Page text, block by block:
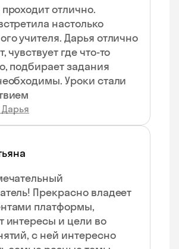
отлично.
настолько
учителя. Дарья отлично
чувствует где что-то
подбирает задания
Уроки стали
Дарья
Прекрасно владеет
платформы,
интересы и цели во
с ней интересно